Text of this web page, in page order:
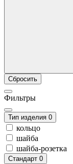
Сбросить
Фильтры
Тип изделия 0
кольцо
шайба
шайба-розетка
Стандарт 0